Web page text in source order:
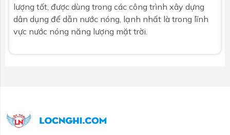
lượng tốt, được dùng trong các công trình xây dựng
dân dụng để dẫn nước nóng, lạnh nhất là trong lĩnh
vực nước nóng năng lượng mặt trời.